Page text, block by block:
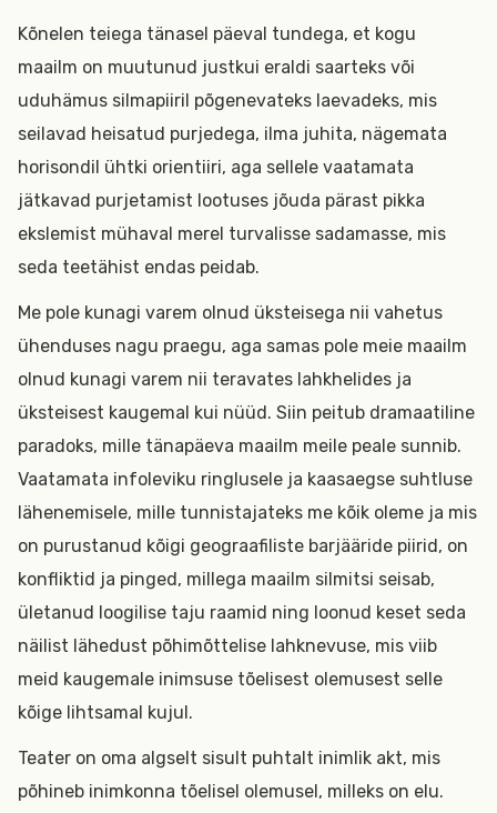
Kõnelen teiega tänasel päeval tundega, et kogu
maailm on muutunud justkui eraldi saarteks või
uduhämus silmapiiril põgenevateks laevadeks, mis
seilavad heisatud purjedega, ilma juhita, nägemata
horisondil ühtki orientiiri, aga sellele vaatamata
jätkavad purjetamist lootuses jõuda pärast pikka
ekslemist mühaval merel turvalisse sadamasse, mis
seda teetähist endas peidab.
Me pole kunagi varem olnud üksteisega nii vahetus
ühenduses nagu praegu, aga samas pole meie maailm
olnud kunagi varem nii teravates lahkhelides ja
üksteisest kaugemal kui nüüd. Siin peitub dramaatiline
paradoks, mille tänapäeva maailm meile peale sunnib.
Vaatamata infoleviku ringlusele ja kaasaegse suhtluse
lähenemisele, mille tunnistajateks me kõik oleme ja mis
on purustanud kõigi geograafiliste barjääride piirid, on
konfliktid ja pinged, millega maailm silmitsi seisab,
ületanud loogilise taju raamid ning loonud keset seda
näilist lähedust põhimõttelise lahknevuse, mis viib
meid kaugemale inimsuse tõelisest olemusest selle
kõige lihtsamal kujul.
Teater on oma algselt sisult puhtalt inimlik akt, mis
põhineb inimkonna tõelisel olemusel, milleks on elu.